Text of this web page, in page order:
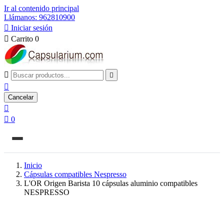
Ir al contenido principal
Llámanos: 962810900
 Iniciar sesión
 Carrito 0
 

Cancelar

 0
Inicio
Cápsulas compatibles Nespresso
L'OR Origen Barista 10 cápsulas aluminio compatibles
NESPRESSO